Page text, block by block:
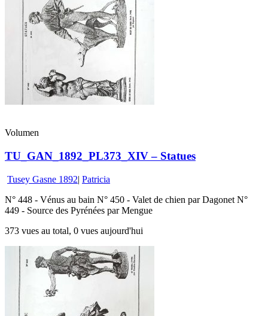
Volumen
TU_GAN_1892_PL373_XIV – Statues
Tusey Gasne 1892| Patricia
N° 448 - Vénus au bain N° 450 - Valet de chien par Dagonet N°
449 - Source des Pyrénées par Mengue
373 vues au total, 0 vues aujourd'hui